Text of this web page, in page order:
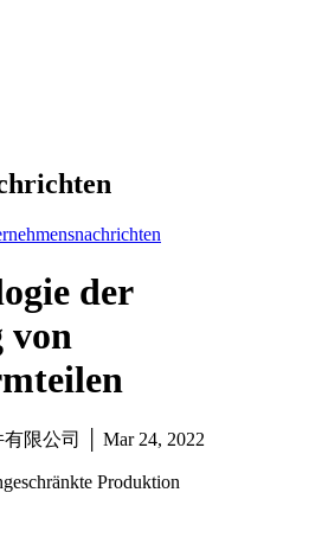
der
von
限公司 │ Mar 24, 2022
Produktion